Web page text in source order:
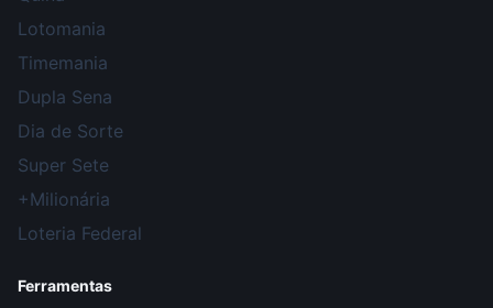
Lotomania
Timemania
Dupla Sena
Dia de Sorte
Super Sete
+Milionária
Loteria Federal
Ferramentas